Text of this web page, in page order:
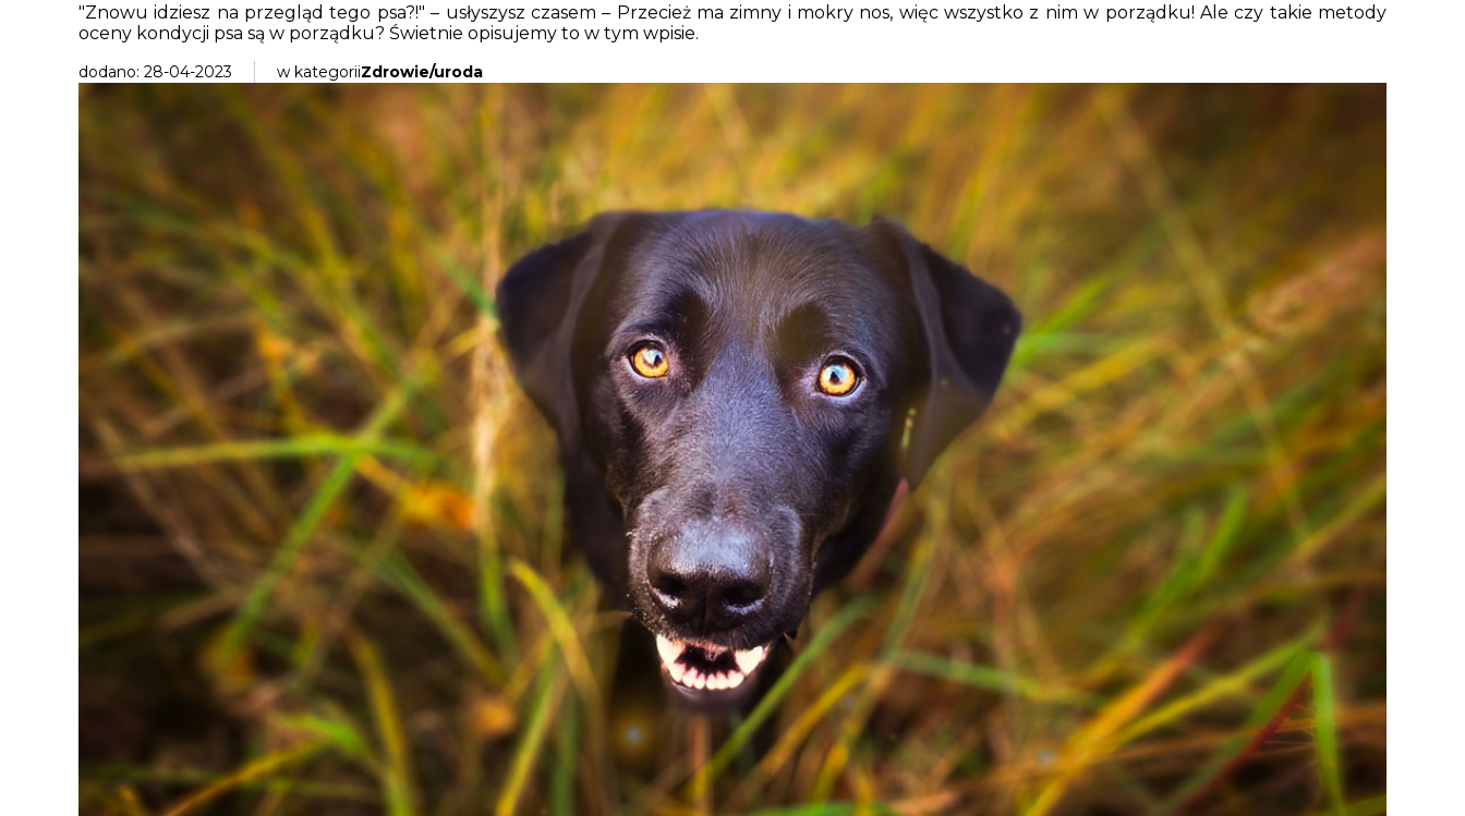
"Znowu idziesz na przegląd tego psa?!" – usłyszysz czasem – Przecież ma zimny i mokry nos, więc wszystko z nim w porządku! Ale czy takie metody
oceny kondycji psa są w porządku? Świetnie opisujemy to w tym wpisie.
dodano: 28-04-2023 w kategoriiZdrowie/uroda